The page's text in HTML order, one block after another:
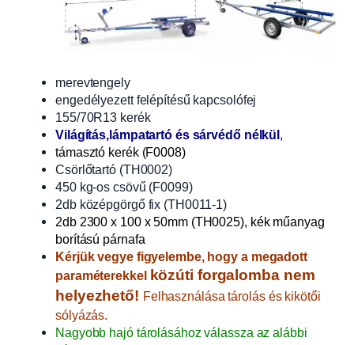
merevtengely
engedélyezett felépítésű kapcsolófej
155/70R13 kerék
Világítás,lámpatartó és sárvédő nélkül,
támasztó kerék (F0008)
Csörlőtartó (TH0002)
450 kg-os csövű (F0099)
2db középgörgő fix (TH0011-1)
2db 2300 x 100 x 50mm (TH0025), kék műanyag
borítású párnafa
Kérjük vegye figyelembe, hogy a megadott
paraméterekkel közúti forgalomba nem
helyezhető! Felhasználása tárolás és kikötői
sólyázás.
Nagyobb hajó tárolásához válassza az alábbi